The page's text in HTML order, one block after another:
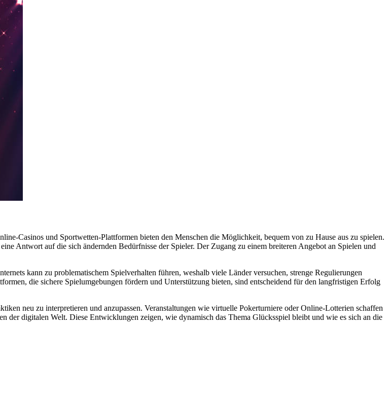
Casinos und Sportwetten-Plattformen bieten den Menschen die Möglichkeit, bequem von zu Hause aus zu spielen.
Antwort auf die sich ändernden Bedürfnisse der Spieler. Der Zugang zu einem breiteren Angebot an Spielen und
kann zu problematischem Spielverhalten führen, weshalb viele Länder versuchen, strenge Regulierungen
die sichere Spielumgebungen fördern und Unterstützung bieten, sind entscheidend für den langfristigen Erfolg
neu zu interpretieren und anzupassen. Veranstaltungen wie virtuelle Pokerturniere oder Online-Lotterien schaffen
der digitalen Welt. Diese Entwicklungen zeigen, wie dynamisch das Thema Glücksspiel bleibt und wie es sich an die